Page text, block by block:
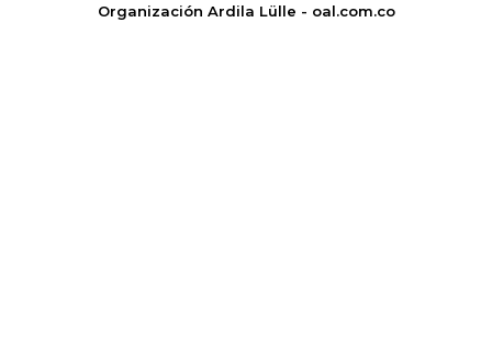
Organización Ardila Lülle - oal.com.co